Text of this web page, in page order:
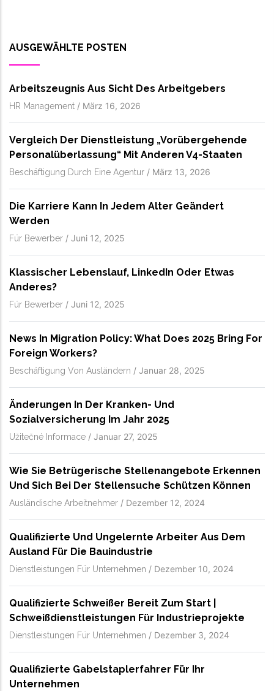
AUSGEWÄHLTE POSTEN
Arbeitszeugnis Aus Sicht Des Arbeitgebers
HR Management / März 16, 2026
Vergleich Der Dienstleistung „vorübergehende
Personalüberlassung“ Mit Anderen V4-Staaten
Beschäftigung Durch Eine Agentur / März 13, 2026
Die Karriere Kann In Jedem Alter Geändert
Werden
Für Bewerber / Juni 12, 2025
Klassischer Lebenslauf, LinkedIn Oder Etwas
Anderes?
Für Bewerber / Juni 12, 2025
News In Migration Policy: What Does 2025 Bring For
Foreign Workers?
Beschäftigung Von Ausländern / Januar 28, 2025
Änderungen In Der Kranken- Und
Sozialversicherung Im Jahr 2025
Užitečné Informace / Januar 27, 2025
Wie Sie Betrügerische Stellenangebote Erkennen
Und Sich Bei Der Stellensuche Schützen Können
Ausländische Arbeitnehmer / Dezember 12, 2024
Qualifizierte Und Ungelernte Arbeiter Aus Dem
Ausland Für Die Bauindustrie
Dienstleistungen Für Unternehmen / Dezember 10, 2024
Qualifizierte Schweißer Bereit Zum Start |
Schweißdienstleistungen Für Industrieprojekte
Dienstleistungen Für Unternehmen / Dezember 3, 2024
Qualifizierte Gabelstaplerfahrer Für Ihr
Unternehmen